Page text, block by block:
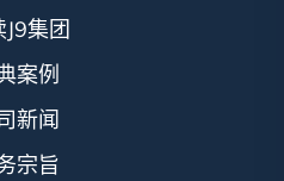
集团
案例
新闻
宗旨